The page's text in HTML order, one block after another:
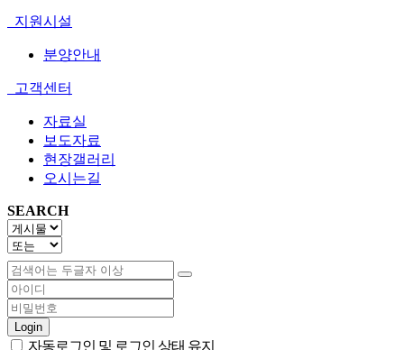
지원시설
분양안내
고객센터
자료실
보도자료
현장갤러리
오시는길
SEARCH
Login
자동로그인 및 로그인 상태 유지